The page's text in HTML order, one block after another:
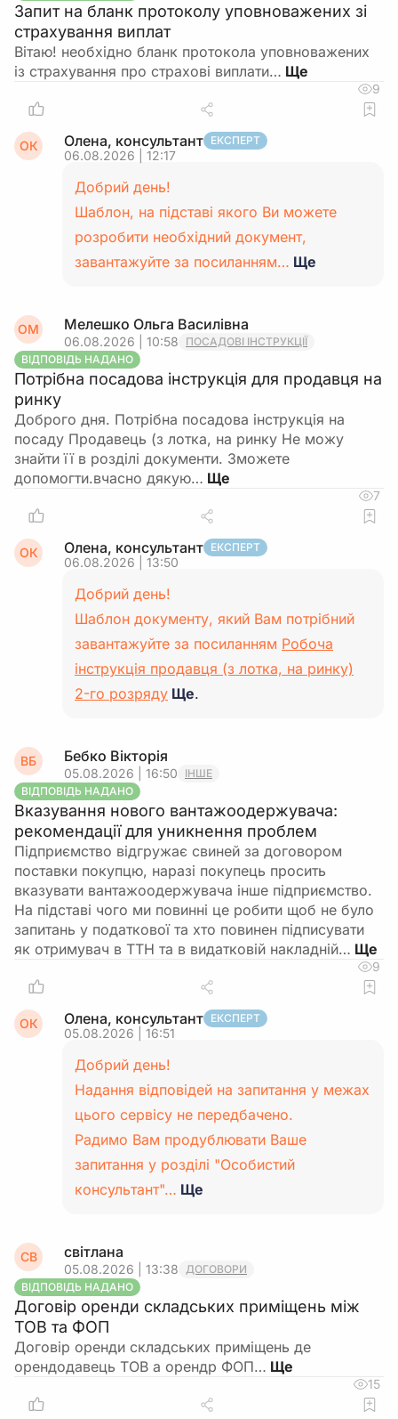
Запит на бланк протоколу уповноважених зі
страхування виплат
Вітаю! необхідно бланк протокола уповноважених
із страхування про страхові виплати…
9
ОК Олена, консультант ЕКСПЕРТ
06.08.2026 | 12:17
Добрий день!
Шаблон, на підставі якого Ви можете
розробити необхідний документ,
завантажуйте за посиланням… Ще
ОМ Мелешко Ольга Василівна
06.08.2026 | 10:58
ПОСАДОВІ ІНСТРУКЦІЇ
ВІДПОВІДЬ НАДАНО
Потрібна посадова інструкція для продавця на
ринку
Доброго дня. Потрібна посадова інструкція на
посаду Продавець (з лотка, на ринку Не можу
знайти її в розділі документи. Зможете
допомогти.вчасно дякую…
7
ОК Олена, консультант ЕКСПЕРТ
06.08.2026 | 13:50
Добрий день!
Шаблон документу, який Вам потрібний
завантажуйте за посиланням Робоча
інструкція продавця (з лотка, на ринку)
2-го розряду Ще.
ВБ Бебко Вікторія
05.08.2026 | 16:50
ІНШЕ
ВІДПОВІДЬ НАДАНО
Вказування нового вантажоодержувача:
рекомендації для уникнення проблем
Підприємство відгружає свиней за договором
поставки покупцю, наразі покупець просить
вказувати вантажоодержувача інше підприємство.
На підставі чого ми повинні це робити щоб не було
запитань у податкової та хто повинен підписувати
як отримувач в ТТН та в видатковій накладній…
9
ОК Олена, консультант ЕКСПЕРТ
05.08.2026 | 16:51
Добрий день!
Надання відповідей на запитання у межах
цього сервісу не передбачено.
Радимо Вам продублювати Ваше
запитання у розділі "Особистий
консультант"… Ще
СВ світлана
05.08.2026 | 13:38 ДОГОВОРИ
ВІДПОВІДЬ НАДАНО
Договір оренди складських приміщень між
ТОВ та ФОП
Договір оренди складських приміщень де
орендодавець ТОВ а орендр ФОП…
15